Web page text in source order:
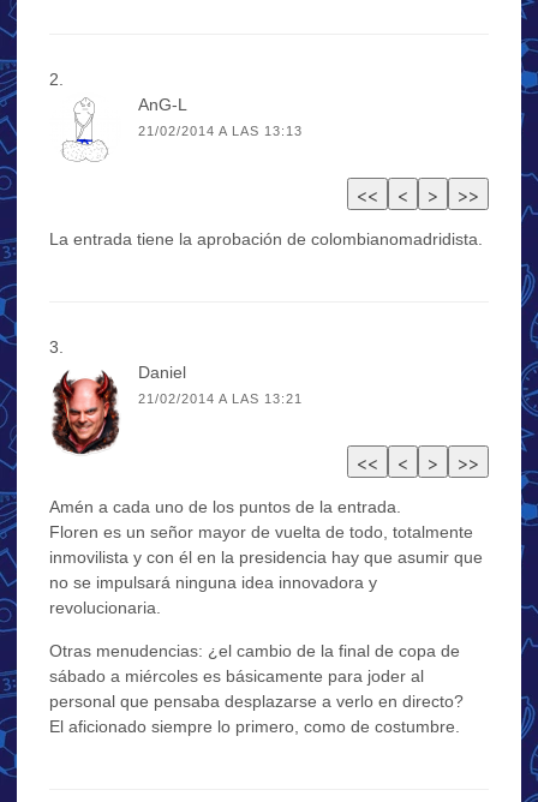
AnG-L
21/02/2014 A LAS 13:13
La entrada tiene la aprobación de colombianomadridista.
Daniel
21/02/2014 A LAS 13:21
Amén a cada uno de los puntos de la entrada.
Floren es un señor mayor de vuelta de todo, totalmente
inmovilista y con él en la presidencia hay que asumir que
no se impulsará ninguna idea innovadora y
revolucionaria.
Otras menudencias: ¿el cambio de la final de copa de
sábado a miércoles es básicamente para joder al
personal que pensaba desplazarse a verlo en directo?
El aficionado siempre lo primero, como de costumbre.